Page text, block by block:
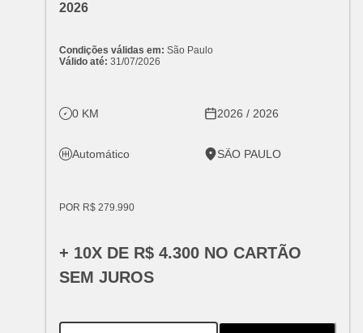
2026
Condições válidas em: São Paulo
Válido até: 31/07/2026
0 KM 2026 / 2026
Automático SÃO PAULO
POR R$ 279.990
+ 10X DE R$ 4.300 NO CARTÃO
SEM JUROS